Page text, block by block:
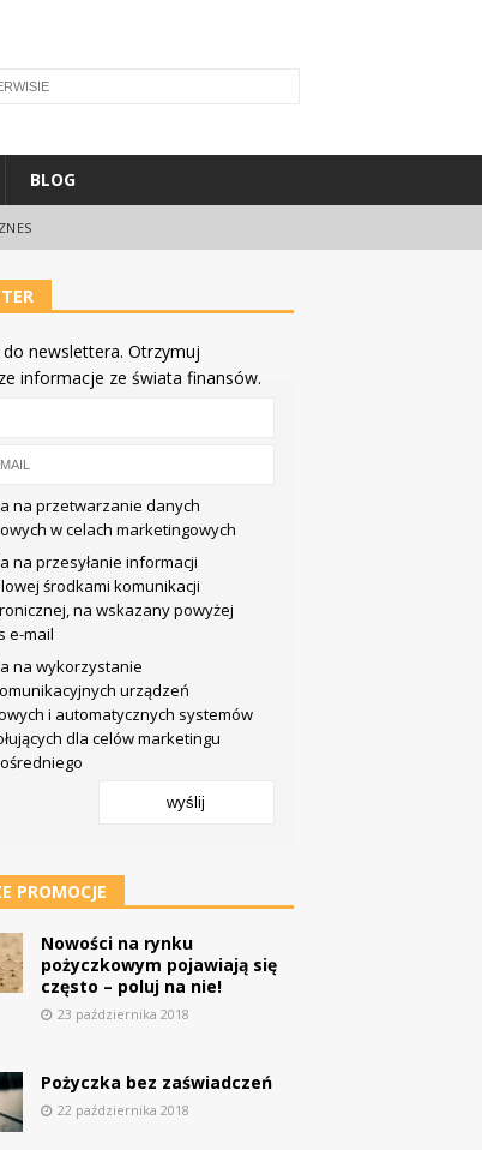
BLOG
do newslettera. Otrzymuj
informacje ze świata finansów.
na przetwarzanie danych
w celach marketingowych
na przesyłanie informacji
środkami komunikacji
na wskazany powyżej
e-mail
na wykorzystanie
urządzeń
i automatycznych systemów
dla celów marketingu
wyślij
PROMOCJE
Nowości na rynku
pożyczkowym pojawiają się
często – poluj na nie!
23 października 2018
Pożyczka bez zaświadczeń
22 października 2018